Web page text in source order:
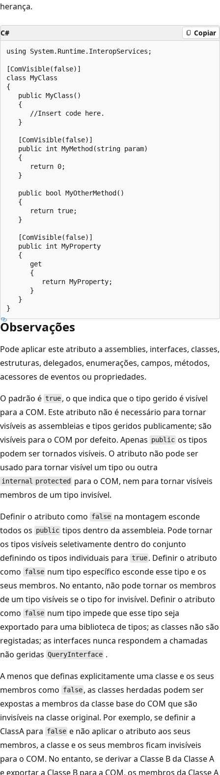
herança.
C# Copiar
using System.Runtime.InteropServices;
[ComVisible(false)]
class MyClass
{
   public MyClass()
   {
      //Insert code here.
   }
   [ComVisible(false)]
   public int MyMethod(string param)
   {
      return 0;
   }
   public bool MyOtherMethod()
   {
      return true;
   }
   [ComVisible(false)]
   public int MyProperty
   {
      get
      {
         return MyProperty;
      }
   }
Observações
Pode aplicar este atributo a assemblies, interfaces, classes,
estruturas, delegados, enumerações, campos, métodos,
acessores de eventos ou propriedades.
O padrão é true , o que indica que o tipo gerido é visível
para a COM. Este atributo não é necessário para tornar
visíveis as assembleias e tipos geridos publicamente; são
visíveis para o COM por defeito. Apenas public os tipos
podem ser tornados visíveis. O atributo não pode ser
usado para tornar visível um tipo ou outra
internal protected
para o COM, nem para tornar visíveis
membros de um tipo invisível.
Definir o atributo como false na montagem esconde
todos os public tipos dentro da assembleia. Pode tornar
os tipos visíveis seletivamente dentro do conjunto
definindo os tipos individuais para true . Definir o atributo
como false num tipo específico esconde esse tipo e os
seus membros. No entanto, não pode tornar os membros
de um tipo visíveis se o tipo for invisível. Definir o atributo
como false num tipo impede que esse tipo seja
exportado para uma biblioteca de tipos; as classes não são
registadas; as interfaces nunca respondem a chamadas
não geridas QueryInterface .
A menos que definas explicitamente uma classe e os seus
membros como false , as classes herdadas podem ser
expostas a membros da classe base do COM que são
invisíveis na classe original. Por exemplo, se definir a
ClassA para false e não aplicar o atributo aos seus
membros, a classe e os seus membros ficam invisíveis
para o COM. No entanto, se derivar a Classe B da Classe A
e exportar a Classe B para a COM, os membros da Classe A